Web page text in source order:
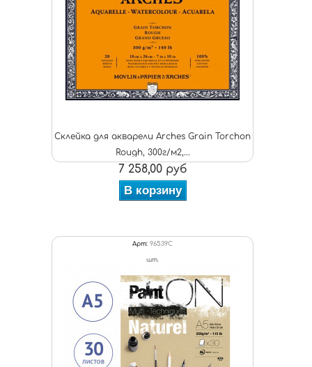
Склейка для акварели Arches Grain Torchon
Rough, 300г/м2,...
7 258,00 руб
В корзину
Арт: 96539C
шт.